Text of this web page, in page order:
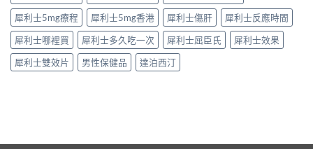
用
機
制
全
揭
秘〉
法
與
安
全
指
南〉
犀利士5mg療程
犀利士5mg香港 犀利士傷肝
犀利士反應時間
犀利士哪裡買
犀利士多久吃一次 犀利士屈臣氏
犀利士效果
犀利士雙效片
男性保健品 達泊西汀